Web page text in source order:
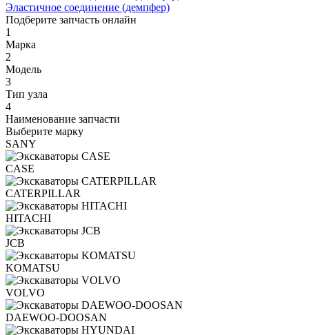
Эластичное соединение (демпфер)
Подберите запчасть онлайн
1
Марка
2
Модель
3
Тип узла
4
Наименование запчасти
Выберите марку
SANY
CASE
CATERPILLAR
HITACHI
JCB
KOMATSU
VOLVO
DAEWOO-DOOSAN